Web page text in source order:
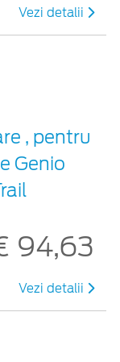
Vezi detalii
, pentru
Genio
94,63
Vezi detalii